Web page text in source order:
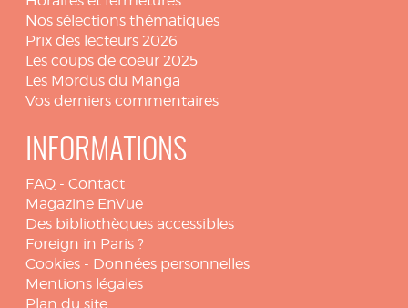
Nos sélections thématiques
Prix des lecteurs 2026
Les coups de coeur 2025
Les Mordus du Manga
Vos derniers commentaires
INFORMATIONS
FAQ - Contact
Magazine EnVue
Des bibliothèques accessibles
Foreign in Paris ?
Cookies - Données personnelles
Mentions légales
Plan du site